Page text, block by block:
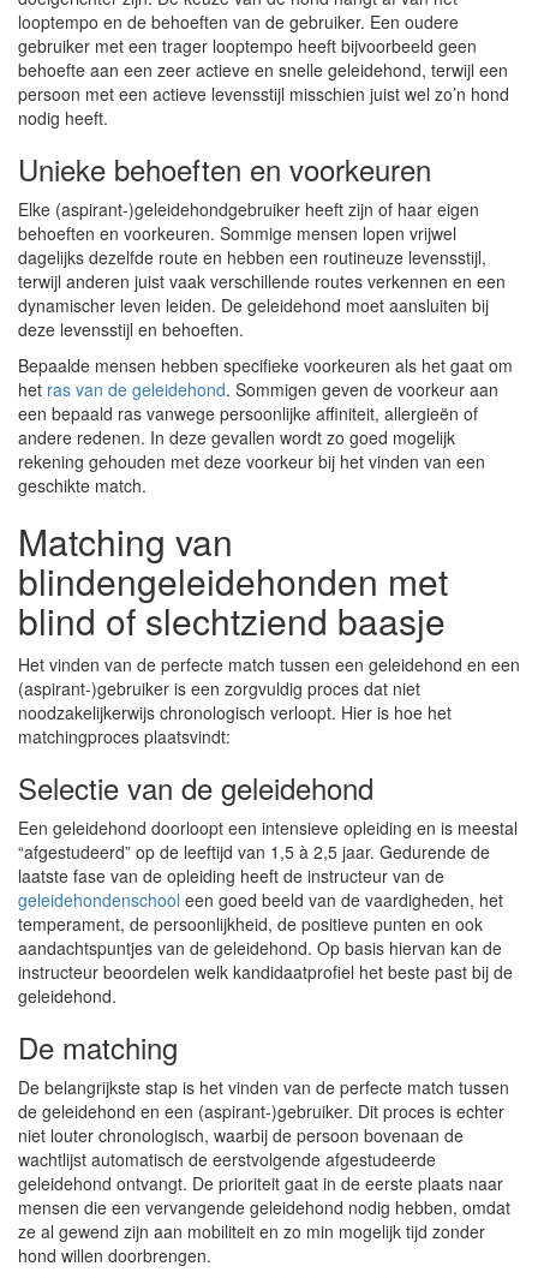
looptempo en de behoeften van de gebruiker. Een oudere
gebruiker met een trager looptempo heeft bijvoorbeeld geen
behoefte aan een zeer actieve en snelle geleidehond, terwijl een
persoon met een actieve levensstijl misschien juist wel zo’n hond
nodig heeft.
Unieke behoeften en voorkeuren
Elke (aspirant-)geleidehondgebruiker heeft zijn of haar eigen
behoeften en voorkeuren. Sommige mensen lopen vrijwel
dagelijks dezelfde route en hebben een routineuze levensstijl,
terwijl anderen juist vaak verschillende routes verkennen en een
dynamischer leven leiden. De geleidehond moet aansluiten bij
deze levensstijl en behoeften.
Bepaalde mensen hebben specifieke voorkeuren als het gaat om
het ras van de geleidehond. Sommigen geven de voorkeur aan
een bepaald ras vanwege persoonlijke affiniteit, allergieën of
andere redenen. In deze gevallen wordt zo goed mogelijk
rekening gehouden met deze voorkeur bij het vinden van een
geschikte match.
Matching van
blindengeleidehonden met
blind of slechtziend baasje
Het vinden van de perfecte match tussen een geleidehond en een
(aspirant-)gebruiker is een zorgvuldig proces dat niet
noodzakelijkerwijs chronologisch verloopt. Hier is hoe het
matchingproces plaatsvindt:
Selectie van de geleidehond
Een geleidehond doorloopt een intensieve opleiding en is meestal
“afgestudeerd” op de leeftijd van 1,5 à 2,5 jaar. Gedurende de
laatste fase van de opleiding heeft de instructeur van de
geleidehondenschool een goed beeld van de vaardigheden, het
temperament, de persoonlijkheid, de positieve punten en ook
aandachtspuntjes van de geleidehond. Op basis hiervan kan de
instructeur beoordelen welk kandidaatprofiel het beste past bij de
geleidehond.
De matching
De belangrijkste stap is het vinden van de perfecte match tussen
de geleidehond en een (aspirant-)gebruiker. Dit proces is echter
niet louter chronologisch, waarbij de persoon bovenaan de
wachtlijst automatisch de eerstvolgende afgestudeerde
geleidehond ontvangt. De prioriteit gaat in de eerste plaats naar
mensen die een vervangende geleidehond nodig hebben, omdat
ze al gewend zijn aan mobiliteit en zo min mogelijk tijd zonder
hond willen doorbrengen.